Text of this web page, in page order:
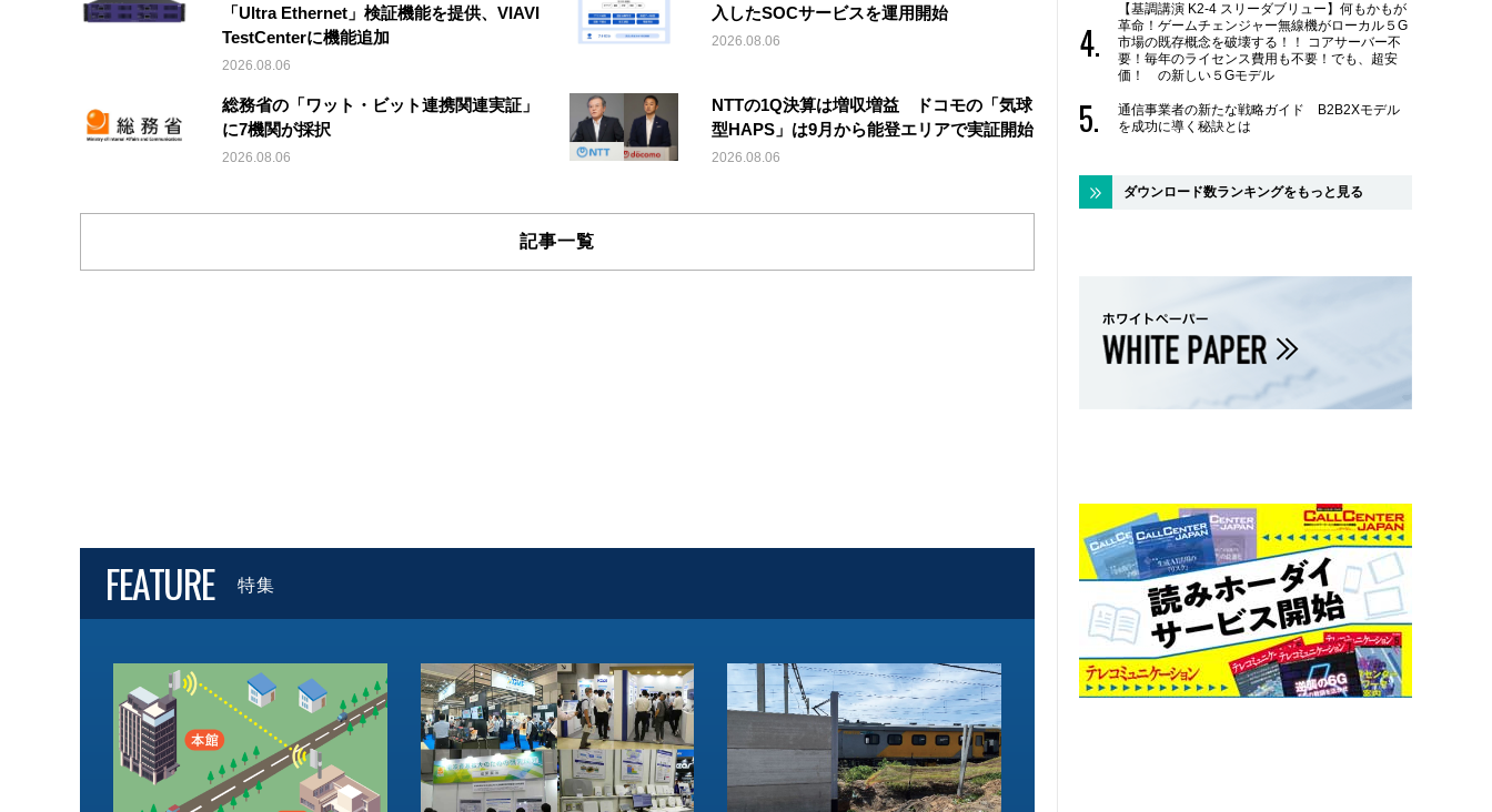
「Ultra Ethernet」検証機能を提供、VIAVI
TestCenterに機能追加
2026.08.06
入したSOCサービスを運用開始
2026.08.06
総務省の「ワット・ビット連携関連実証」
に7機関が採択
2026.08.06
NTTの1Q決算は増収増益 ドコモの「気球
型HAPS」は9月から能登エリアで実証開始
2026.08.06
記事一覧
FEATURE 特集
【基調講演 K2-4 スリーダブリュー】何もかもが
革命！ゲームチェンジャー無線機がローカル５G
市場の既存概念を破壊する！！ コアサーバー不
要！毎年のライセンス費用も不要！でも、超安
価！ の新しい５Gモデル
通信事業者の新たな戦略ガイド B2B2Xモデル
を成功に導く秘訣とは
ダウンロード数ランキングをもっと見る